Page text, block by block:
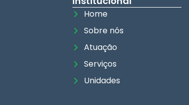
Home
Sobre nós
Atuação
Serviços
Unidades